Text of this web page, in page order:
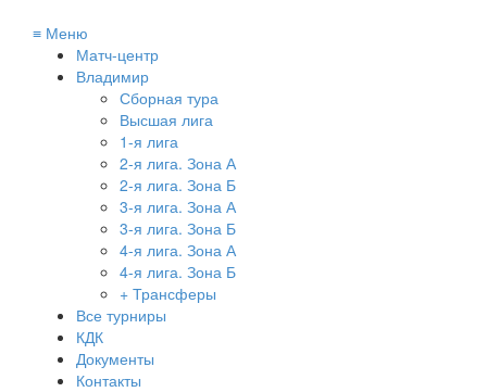
≡ Меню
Матч-центр
Владимир
Сборная тура
Высшая лига
1-я лига
2-я лига. Зона А
2-я лига. Зона Б
3-я лига. Зона А
3-я лига. Зона Б
4-я лига. Зона А
4-я лига. Зона Б
+ Трансферы
Все турниры
КДК
Документы
Контакты